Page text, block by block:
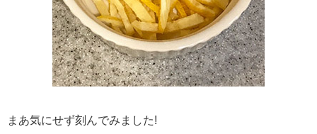
まあ気にせず刻んでみました!